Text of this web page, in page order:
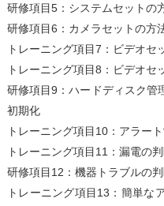
研修項目5：システムセットの
研修項目6：カメラセットの方
トレーニング項目7：ビデオセ
トレーニング項目8：ビデオセ
研修項目9：ハードディスク管
初期化
トレーニング項目10：アラー
トレーニング項目11：漏電の
研修項目12：機器トラブルの
トレーニング項目13：簡単な